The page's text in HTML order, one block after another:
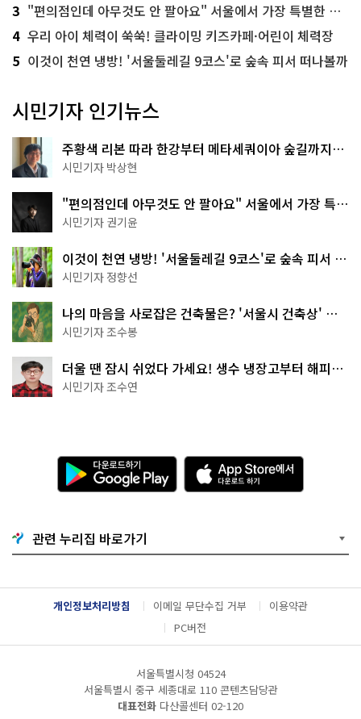
3 "편의점인데 아무것도 안 팔아요" 서울에서 가장 특별한 편의점의 정체
4 우리 아이 체력이 쑥쑥! 클라이밍 키즈카페·어린이 체력장
5 이것이 천연 냉방! '서울둘레길 9코스'로 숲속 피서 떠나볼까
시민기자 인기뉴스
주황색 리본 따라 한강부터 메타세쿼이아 숲길까지…
서울둘레길 15코스
시민기자 박상현
"편의점인데 아무것도 안 팔아요" 서울에서 가장 특별
한 편의점의 정체
시민기자 권기윤
이것이 천연 냉방! '서울둘레길 9코스'로 숲속 피서 떠
나볼까
시민기자 정향선
나의 마음을 사로잡은 건축물은? '서울시 건축상' 수
상작 공개!
시민기자 조수봉
더울 땐 잠시 쉬었다 가세요! 생수 냉장고부터 해피소
·무더위쉼터까지
시민기자 조수연
다
운
로
기
G
o
g
l
e
l
A
p
p
e
서
다
운
드
관련 누리집 바로가기
개인정보처리방침 이메일 무단수집 거부
이용약관
PC버전
서울특별시청 04524
서울특별시 중구 세종대로 110 콘텐츠담당관
대표전화 다산콜센터 02-120